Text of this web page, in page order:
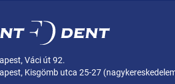
Váci út 92.
Kisgömb utca 25-27